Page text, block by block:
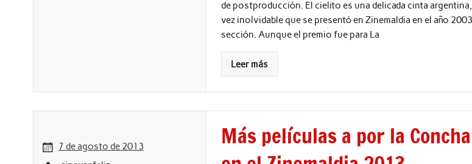
de postproducción. El cielito es una delicada cinta
vez inolvidable que se presentó en Zinemaldia en el año
sección. Aunque el premio fue para La
Leer más
7 de agosto de 2013
Más películas a por la